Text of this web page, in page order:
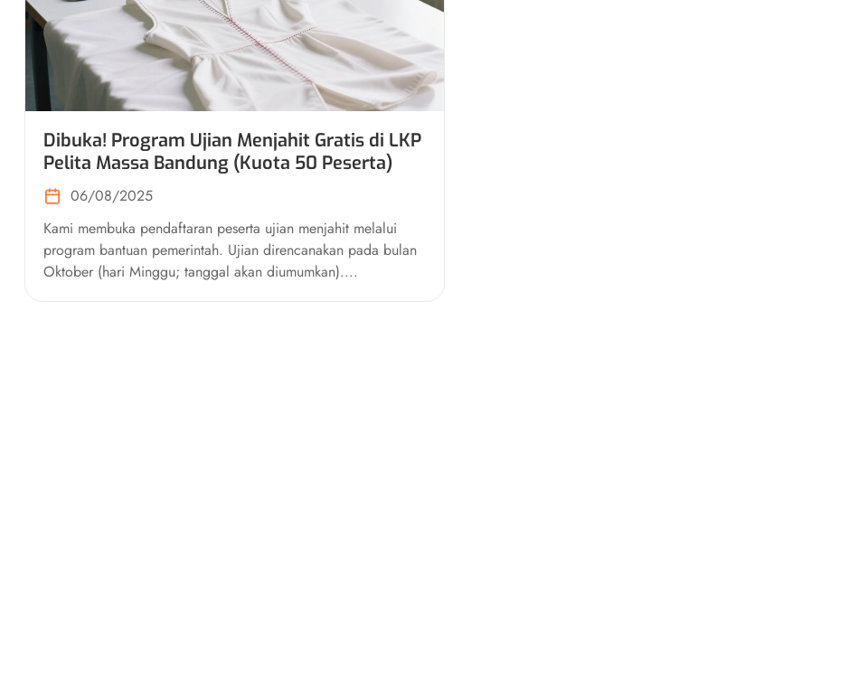
Dibuka! Program Ujian Menjahit Gratis di LKP
Pelita Massa Bandung (Kuota 50 Peserta)
06/08/2025
Kami membuka pendaftaran peserta ujian menjahit melalui
program bantuan pemerintah. Ujian direncanakan pada bulan
Oktober (hari Minggu; tanggal akan diumumkan)....